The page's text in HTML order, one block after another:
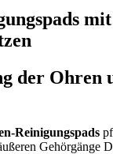
der Ohren
Reinigungspads
Gehörgänge